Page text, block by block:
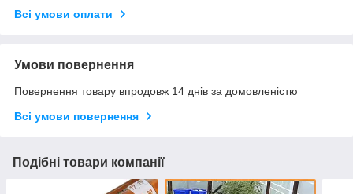
Всі умови оплати
Умови повернення
Повернення товару впродовж 14 днів за домовленістю
Всі умови повернення
Подібні товари компанії